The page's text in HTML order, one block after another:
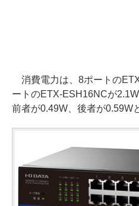
消費電力は、8ポートの
ートのETX-ESH16NCが
前者が0.49W、後者が0.59W